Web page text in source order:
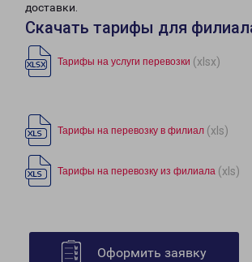
доставки.
Скачать тарифы для
Тарифы на услуги перевозки (xlsx)
Тарифы на перевозку в филиал (xls)
Тарифы на перевозку из филиала (xls)
Оформить заявку